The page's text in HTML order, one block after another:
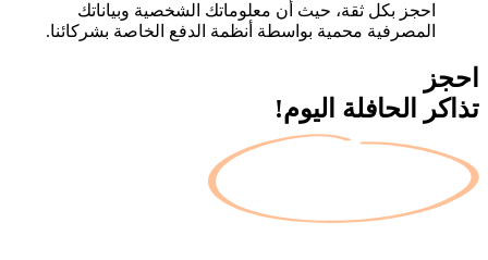
احجز بكل ثقة، حيث أن معلوماتك الشخصية وبياناتك
المصرفية محمية بواسطة أنظمة الدفع الخاصة بشركائنا.
احجز
تذاكر الحافلة اليوم!